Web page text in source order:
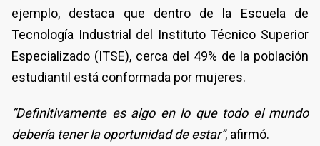
ejemplo, destaca que dentro de la Escuela de
Tecnología Industrial del Instituto Técnico Superior
Especializado (ITSE), cerca del 49% de la población
estudiantil está conformada por mujeres.
“Definitivamente es algo en lo que todo el mundo
debería tener la oportunidad de estar”, afirmó.